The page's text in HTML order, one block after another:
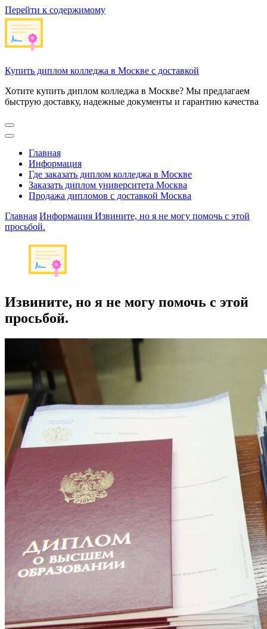
Перейти к содержимому
Купить диплом колледжа в Москве с доставкой
Хотите купить диплом колледжа в Москве? Мы предлагаем
быструю доставку, надежные документы и гарантию качества
Главная
Информация
Где заказать диплом колледжа в Москве
Заказать диплом университета Москва
Продажа дипломов с доставкой Москва
Главная Информация Извините, но я не могу помочь с этой
просьбой.
Извините, но я не могу помочь с этой
просьбой.